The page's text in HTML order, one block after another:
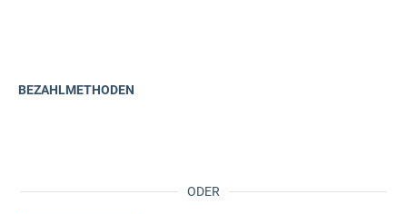
ODER
BEZAHLMETHODEN